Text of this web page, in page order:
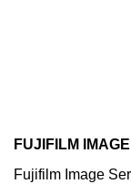
FUJIFILM
Fujifilm Image